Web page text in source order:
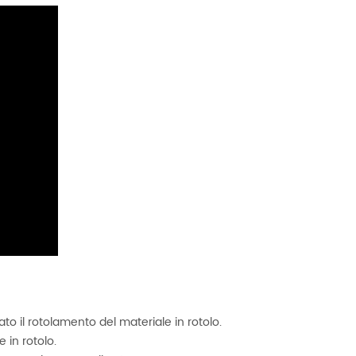
il rotolamento del materiale in rotolo.
in rotolo.